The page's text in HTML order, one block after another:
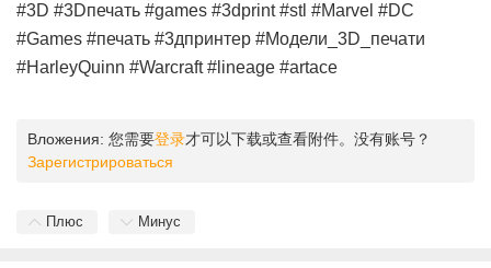
#3D #3Dпечать #games #3dprint #stl #Marvel #DC
#Games #печать #3дпринтер #Модели_3D_печати
#HarleyQuinn #Warcraft #lineage #artace
Вложения: 您需要登录才可以下载或查看附件。没有账号？
Зарегистрироваться
Плюс Минус